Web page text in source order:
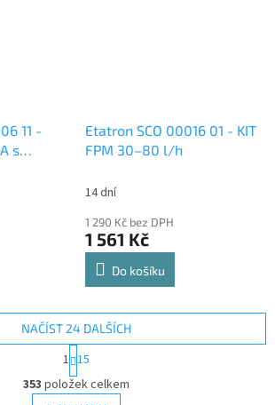
11 -
s
Etatron SCO 00016 01 - KIT
FPM 30–80 l/h
14 dní
1 290 Kč bez DPH
1 561 Kč
Do košíku
O
v
NAČÍST 24 DALŠÍCH
S
t
r
á
1 15
353 položek celkem